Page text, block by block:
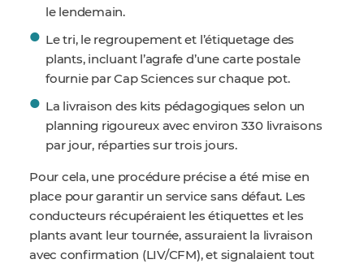
le lendemain.
Le tri, le regroupement et l’étiquetage des
plants, incluant l’agrafe d’une carte postale
fournie par Cap Sciences sur chaque pot.
La livraison des kits pédagogiques selon un
planning rigoureux avec environ 330 livraisons
par jour, réparties sur trois jours.
Pour cela, une procédure précise a été mise en
place pour garantir un service sans défaut. Les
conducteurs récupéraient les étiquettes et les
plants avant leur tournée, assuraient la livraison
avec confirmation (LIV/CFM), et signalaient tout